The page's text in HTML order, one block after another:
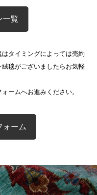
一覧
タイミングによっては売約
毯がございましたらお気軽
ームへお進みください。
ォーム